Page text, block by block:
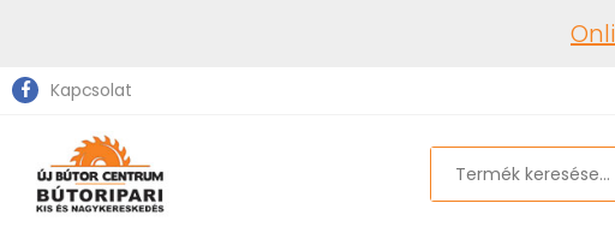
Kapcsolat
Search